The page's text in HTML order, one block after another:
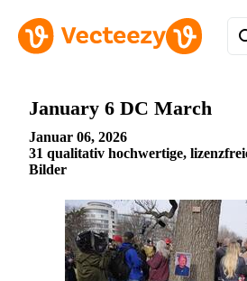
January 6 DC March
Januar 06, 2026
31 qualitativ hochwertige,
Bilder